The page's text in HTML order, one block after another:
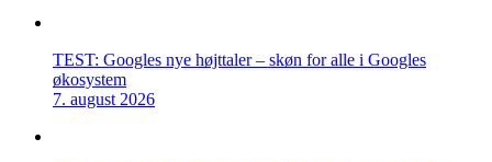
TEST: Googles nye højttaler – skøn for alle i Googles
økosystem
7. august 2026